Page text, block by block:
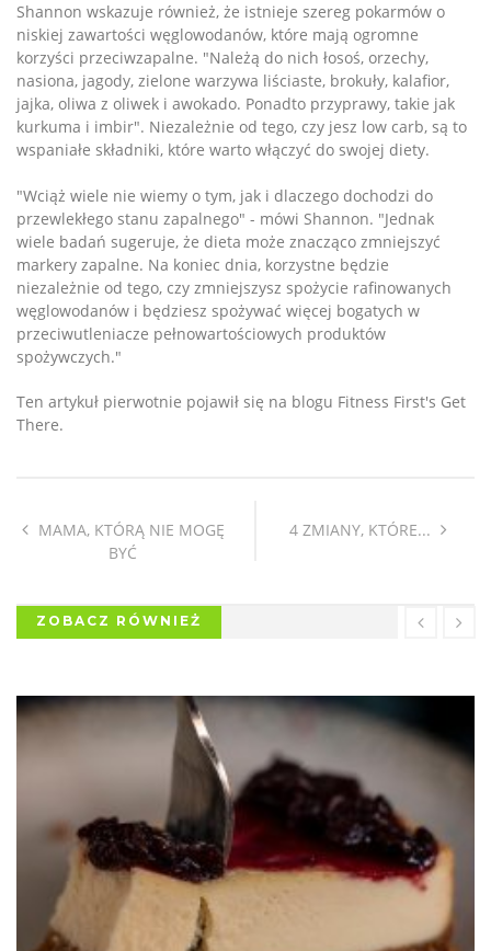
Shannon wskazuje również, że istnieje szereg pokarmów o
niskiej zawartości węglowodanów, które mają ogromne
korzyści przeciwzapalne. "Należą do nich łosoś, orzechy,
nasiona, jagody, zielone warzywa liściaste, brokuły, kalafior,
jajka, oliwa z oliwek i awokado. Ponadto przyprawy, takie jak
kurkuma i imbir". Niezależnie od tego, czy jesz low carb, są to
wspaniałe składniki, które warto włączyć do swojej diety.
"Wciąż wiele nie wiemy o tym, jak i dlaczego dochodzi do
przewlekłego stanu zapalnego" - mówi Shannon. "Jednak
wiele badań sugeruje, że dieta może znacząco zmniejszyć
markery zapalne. Na koniec dnia, korzystne będzie
niezależnie od tego, czy zmniejszysz spożycie rafinowanych
węglowodanów i będziesz spożywać więcej bogatych w
przeciwutleniacze pełnowartościowych produktów
spożywczych."
Ten artykuł pierwotnie pojawił się na blogu Fitness First's Get
There.
MAMA, KTÓRĄ NIE MOGĘ
BYĆ
4 ZMIANY, KTÓRE...
ZOBACZ RÓWNIEŻ